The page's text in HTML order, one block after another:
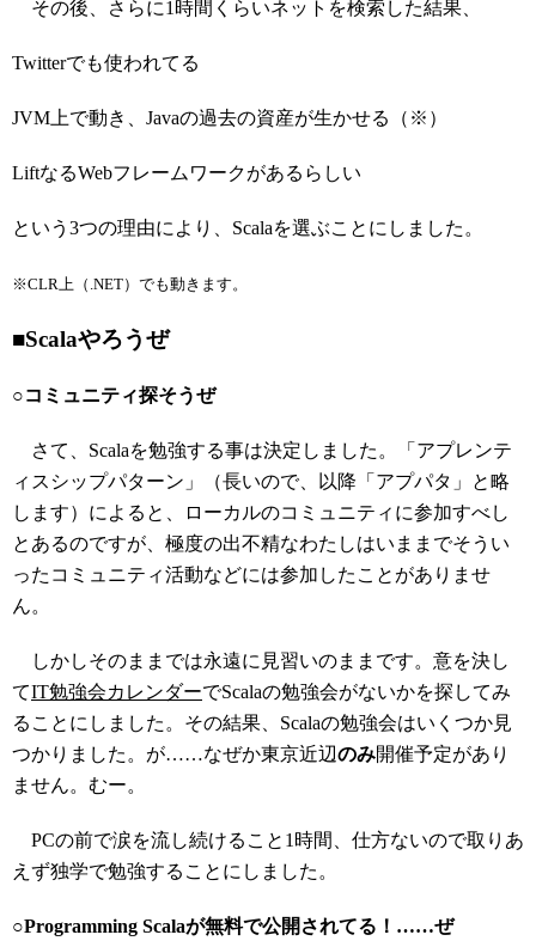
その後、さらに1時間くらいネットを検索した結果、
Twitterでも使われてる
JVM上で動き、Javaの過去の資産が生かせる（※）
LiftなるWebフレームワークがあるらしい
という3つの理由により、Scalaを選ぶことにしました。
※CLR上（.NET）でも動きます。
■Scalaやろうぜ
○コミュニティ探そうぜ
さて、Scalaを勉強する事は決定しました。「アプレンテ
ィスシップパターン」（長いので、以降「アプパタ」と略
します）によると、ローカルのコミュニティに参加すべし
とあるのですが、極度の出不精なわたしはいままでそうい
ったコミュニティ活動などには参加したことがありませ
ん。
しかしそのままでは永遠に見習いのままです。意を決し
てIT勉強会カレンダーでScalaの勉強会がないかを探してみ
ることにしました。その結果、Scalaの勉強会はいくつか見
つかりました。が……なぜか東京近辺のみ開催予定があり
ません。むー。
PCの前で涙を流し続けること1時間、仕方ないので取りあ
えず独学で勉強することにしました。
○Programming Scalaが無料で公開されてる！……ぜ